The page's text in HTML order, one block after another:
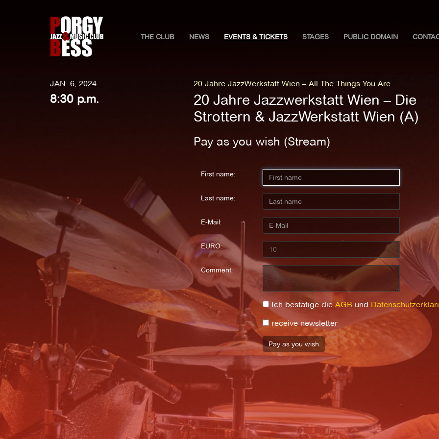
THE CLUB NEWS EVENTS & TICKETS STAGES PUBLIC DOMAIN
JAN. 6, 2024
8:30 p.m.
20 Jahre JazzWerkstatt Wien – All The Things You Are
20 Jahre Jazzwerkstatt Wien – Die
Strottern & JazzWerkstatt Wien (A)
Pay as you wish (Stream)
First name:
Last name:
E-Mail:
EURO:
Comment:
Ich bestätige die AGB und
receive newsletter
Pay as you wish